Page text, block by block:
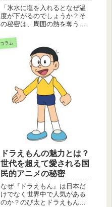
す裏技
「氷水に塩を入れるとなぜ温
度が下がるのでしょうか？そ
の秘密は、周囲の熱を奪う
くなる「凝固点降下」という
科学の仕組みにあります。短
時間で飲み物をキンキンに冷
やす具体的な手順や、日常で
役立つ活用法を分かりやすく
ガイドします。」
コラム
ドラえもんの魅力とは？
世代を超えて愛される国
民的アニメの秘密
なぜ『ドラえもん』は日本だ
けでなく世界中で人気がある
のか？のび太とドラえもんの